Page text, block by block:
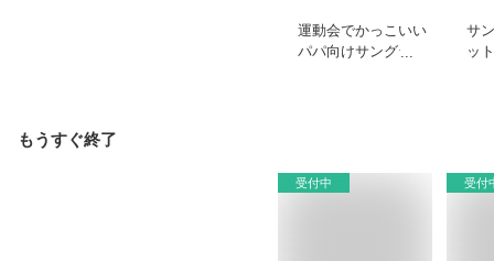
運動会でかっこいい
パパ向けサングラス
サ
ッ
もうすぐ終了
受付中 受付